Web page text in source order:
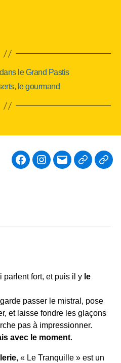
le Grand Pastis
le gourmand
FacebookInstagram
E-
parlent fort, et puis il y le
passer le mistral, pose
et laisse fondre les glaçons
pas à impressionner.
avec le moment.
, « Le Tranquille » est un